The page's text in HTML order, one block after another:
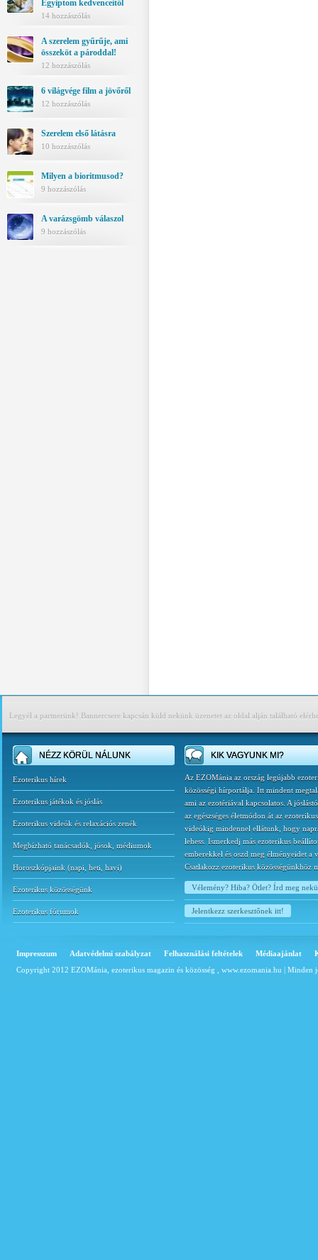
Egyiptom kedvenceitől
14 hozzászólás
A szerelem gyűrűje, ami
összeköt a pároddal!
12 hozzászólás
6 világvége film a jövőről
12 hozzászólás
Szerelem első látásra
10 hozzászólás
Milyen a bioritmusod?
9 hozzászólás
A varázsgömb válaszol
9 hozzászólás
Legyél a partnerünk! Bannercsere kapcsán küld nekünk üzenetet az oldal alján található
NÉZZ KÖRÜL NÁLUNK
Ezoterikus hírek
Ezoterikus játékok és jóslás
Ezoterikus videók és relaxációs zenék
Megbízható tanácsadók, jósok, médiumok
Horoszkópjaink (napi heti havi)
Ezoterikus közösségünk
Ezoterikus fórumok
KIK VAGYUNK MI?
Az EZOMánia az ország legújabb
közösségi hírportálja. Itt mindent
ami az ezotériával kapcsolatos. A
az egészséges életmódon át az ezoterikus
videókig mindennel ellátunk, hogy
lehess. Ismerkedj más ezoterikus
emberekkel és oszd meg élményeidet a
Csatlakozz ezoterikus közösségünkhöz
Vélemény? Hiba? Ötlet? Írd meg
Jelentkezz szerkesztőnek itt!
Impresszum Adatvédelmi szabályzat Felhasználási feltételek Médiaajánlat
Copyright 2012 EZOMánia, ezoterikus magazin és közösség , www.ezomania.hu | Minden